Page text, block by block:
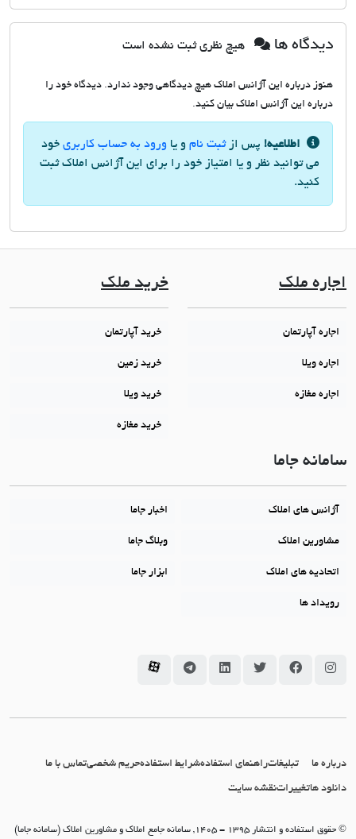
دیدگاه ها هیچ نظری ثبت نشده است
هنوز درباره این آژانس املاک هیچ دیدگاهی وجود ندارد. دیدگاه خود را
درباره این آژانس املاک بیان کنید.
اطلاعیه! پس ازثبت نام و یا ورود به حساب کاربری خود
می توانید نظر و یا امتیاز خود را برای این آژانس املاک ثبت
کنید.
اجاره ملک
اجاره آپارتمان
اجاره ویلا
اجاره مغازه
خرید ملک
خرید آپارتمان
خرید زمین
خرید ویلا
خرید مغازه
سامانه جاما
آژانس های املاک اخبار جاما
مشاورین املاک وبلاگ جاما
اتحادیه های املاک ابزار جاما
رویداد ها
سامانه جاما در اینستاگرام
سامانه جاما در فیسبوک
سامانه جاما در توئیتر
سامانه جاما در لینکداین
سامانه جاما در تلگرام
سامانه جاما در آپارات
درباره ما تبلیغاتراهنمای استفادهشرایط استفادهحریم شخصیتماس با ما
دانلود هاتغییراتنقشه سایت
© حقوق استفاده و انتشار 1395 - 1405, سامانه جامع املاک و مشاورین املاک (سامانه جاما)